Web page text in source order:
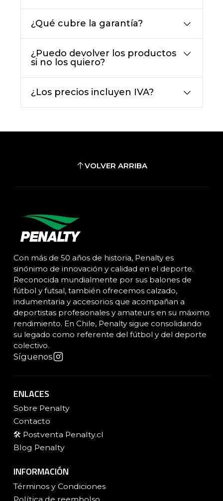
¿Qué cubre la garantía?
¿Puedo devolver los productos
si no los quiero?
¿Los precios incluyen IVA?
VOLVER ARRIBA
Con más de 50 años de historia, Penalty es
sinónimo de innovación y calidad en el deporte.
Reconocida mundialmente por sus balones de
fútbol y futsal, también ofrecemos calzado,
indumentaria y accesorios que acompañan a
deportistas profesionales y amateurs en su máximo
rendimiento. En Chile, Penalty sigue consolidando
su legado como referente del fútbol y del deporte
colectivo.
Síguenos
ENLACES
Sobre Penalty
Contacto
🛠️ Postventa Penalty.cl
Blog Penalty
INFORMACIÓN
Términos y Condiciones